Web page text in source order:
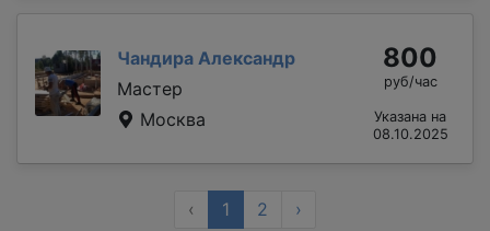
Чандира Александр
Мастер
Москва
800
руб/час
Указана на
08.10.2025
‹ 1 2 ›